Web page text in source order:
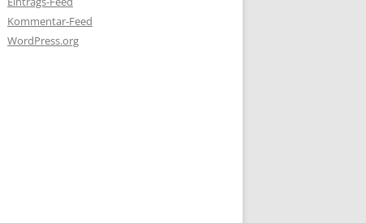
Kommentar-Feed
WordPress.org